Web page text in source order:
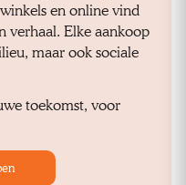
en online vind
verhaal. Elke aankoop
maar ook sociale
toekomst, voor